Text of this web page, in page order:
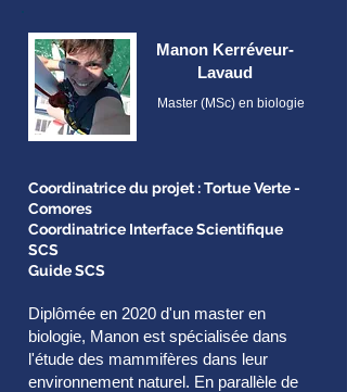
Manon Kerréveur-
Lavaud
Master (MSc) en biologie
Coordinatrice du projet : Tortue Verte -
Comores
Coordinatrice Interface Scientifique
SCS
Guide SCS
Diplômée en 2020 d'un master en
biologie, Manon est spécialisée dans
l'étude des mammifères dans leur
environnement naturel. En parallèle de